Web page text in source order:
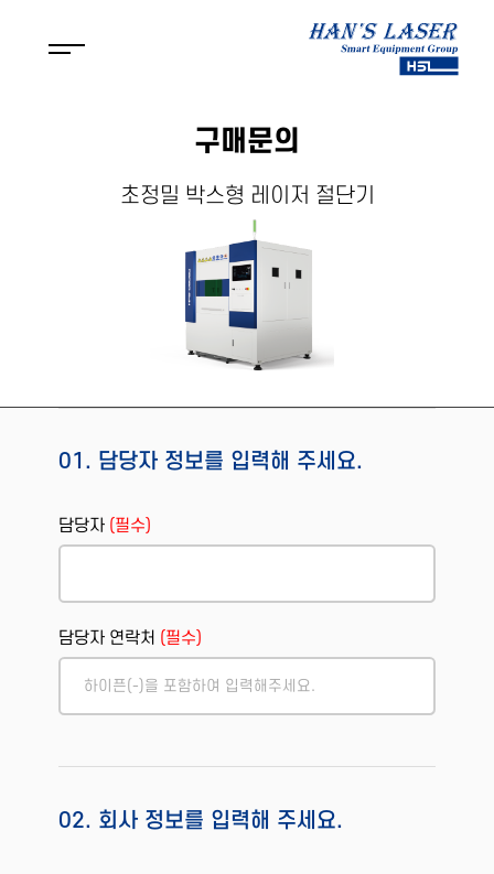
구매문의
초정밀 박스형 레이저 절단기
01. 담당자 정보를 입력해 주세요.
담당자 (필수)
담당자 연락처 (필수)
02. 회사 정보를 입력해 주세요.